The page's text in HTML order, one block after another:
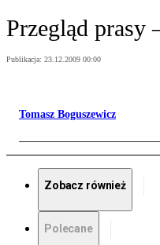
Przegląd prasy
Publikacja: 23.12.2009 00:00
Tomasz Boguszewicz
Zobacz również
Polecane